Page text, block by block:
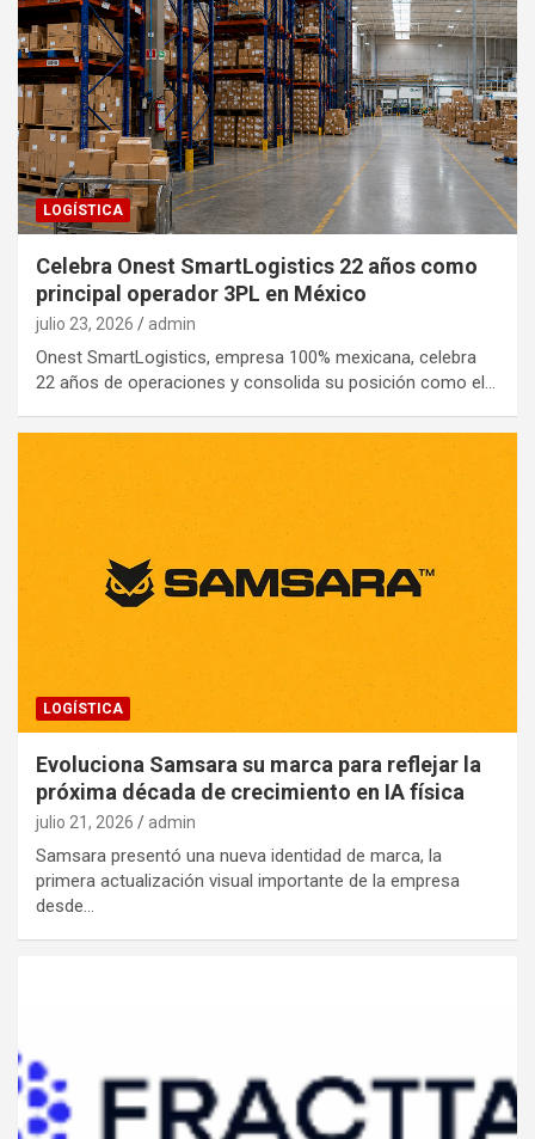
LOGÍSTICA
Celebra Onest SmartLogistics 22 años como
principal operador 3PL en México
julio 23, 2026 admin
Onest SmartLogistics, empresa 100% mexicana, celebra
22 años de operaciones y consolida su posición como el…
LOGÍSTICA
Evoluciona Samsara su marca para reflejar la
próxima década de crecimiento en IA física
julio 21, 2026 admin
Samsara presentó una nueva identidad de marca, la
primera actualización visual importante de la empresa
desde…